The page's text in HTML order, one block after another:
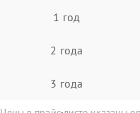
1 год
2 года
3 года